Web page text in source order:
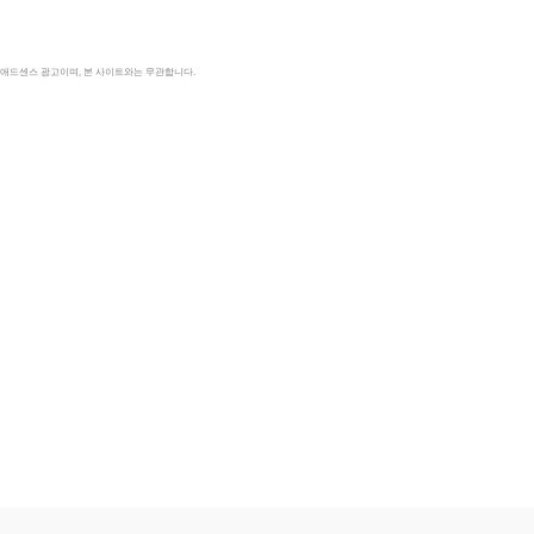
드센스 광고이며, 본 사이트와는 무관합니다.